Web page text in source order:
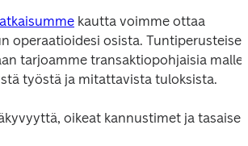
kautta voimme ottaa
operaatioidesi osista.
tarjoamme transaktiopohjaisia
työstä ja mitattavista tuloksista.
oikeat kannustimet ja tasaisen